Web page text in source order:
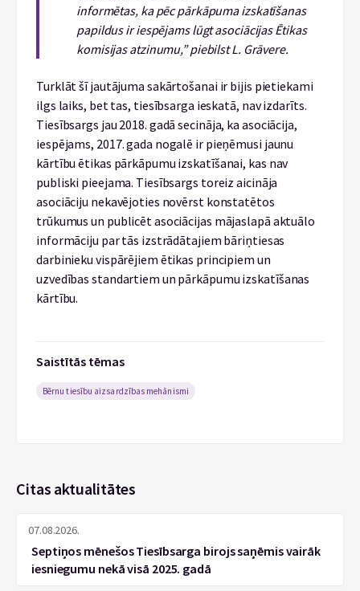
informētas, ka pēc pārkāpuma izskatīšanas
papildus ir iespējams lūgt asociācijas Ētikas
komisijas atzinumu,” piebilst L. Grāvere.
Turklāt šī jautājuma sakārtošanai ir bijis pietiekami
ilgs laiks, bet tas, tiesībsarga ieskatā, nav izdarīts.
Tiesībsargs jau 2018. gadā secināja, ka asociācija,
iespējams, 2017. gada nogalē ir pieņēmusi jaunu
kārtību ētikas pārkāpumu izskatīšanai, kas nav
publiski pieejama. Tiesībsargs toreiz aicināja
asociāciju nekavējoties novērst konstatētos
trūkumus un publicēt asociācijas mājaslapā aktuālo
informāciju par tās izstrādātajiem bāriņtiesas
darbinieku vispārējiem ētikas principiem un
uzvedības standartiem un pārkāpumu izskatīšanas
kārtību.
Saistītās tēmas
Bērnu tiesību aizsardzības mehānismi
Citas aktualitātes
07.08.2026.
Septiņos mēnešos Tiesībsarga birojs saņēmis vairāk
iesniegumu nekā visā 2025. gadā